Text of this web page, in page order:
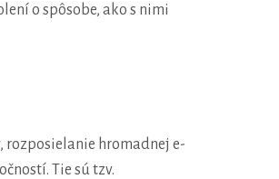
o spôsobe, ako s nimi
hromadnej e-
Tie sú tzv.